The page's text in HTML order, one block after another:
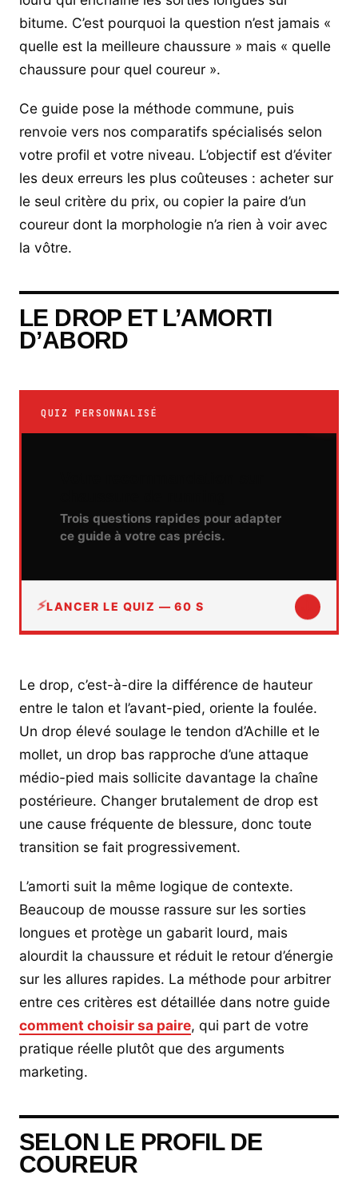
bitume. C’est pourquoi la question n’est jamais «
quelle est la meilleure chaussure » mais « quelle
chaussure pour quel coureur ».
Ce guide pose la méthode commune, puis
renvoie vers nos comparatifs spécialisés selon
votre profil et votre niveau. L’objectif est d’éviter
les deux erreurs les plus coûteuses : acheter sur
le seul critère du prix, ou copier la paire d’un
coureur dont la morphologie n’a rien à voir avec
la vôtre.
LE DROP ET L’AMORTI
D’ABORD
QUIZ PERSONNALISÉ
Trois questions rapides pour adapter
ce guide à votre cas précis.
LANCER LE QUIZ — 60 S
Le drop, c’est-à-dire la différence de hauteur
entre le talon et l’avant-pied, oriente la foulée.
Un drop élevé soulage le tendon d’Achille et le
mollet, un drop bas rapproche d’une attaque
médio-pied mais sollicite davantage la chaîne
postérieure. Changer brutalement de drop est
une cause fréquente de blessure, donc toute
transition se fait progressivement.
L’amorti suit la même logique de contexte.
Beaucoup de mousse rassure sur les sorties
longues et protège un gabarit lourd, mais
alourdit la chaussure et réduit le retour d’énergie
sur les allures rapides. La méthode pour arbitrer
entre ces critères est détaillée dans notre guide
comment choisir sa paire, qui part de votre
pratique réelle plutôt que des arguments
marketing.
SELON LE PROFIL DE
COUREUR